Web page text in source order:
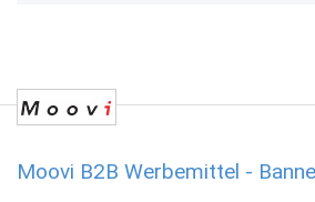
Moovi B2B Werbemittel -